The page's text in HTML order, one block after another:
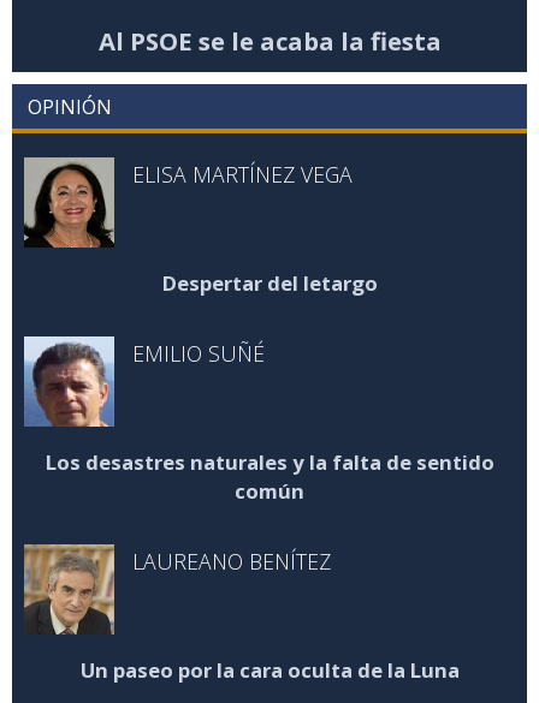
Al PSOE se le acaba la fiesta
OPINIÓN
ELISA MARTÍNEZ VEGA
Despertar del letargo
EMILIO SUÑÉ
Los desastres naturales y la falta de sentido
común
LAUREANO BENÍTEZ
Un paseo por la cara oculta de la Luna